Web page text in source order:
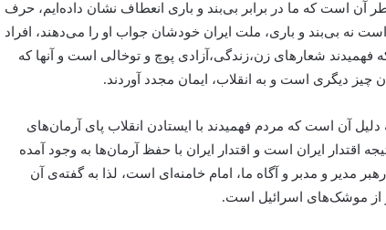
آن است که ما در برابر بی‌بند و باری انعطاف نشان داده‌ایم، حرف
نه بی‌بند و باری، ملت ایران خودشان جواب او را می‌دهند، افراد
شعارهای زن‌،زندگی،آزادی پوچ و توخالی است و آنها که
دیگری است و به انقلاب، ایمان مجدد آوردند.
دلیل آن است که مردم فهمیدند با ایستادن انقلاب پای آرمان‌های
اقتدار ایران است و اقتدار ایران با حفظ آرمان‌ها به وجود آمده
رهبر مدیر و مدبر و آگاه ما، امام خامنه‌ای است، لذا به گفته‌ی آن
از موشک‌های اسرائیل است.